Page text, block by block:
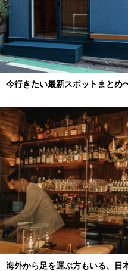
今行きたい最新スポットまと
海外から足を運ぶ方もいる、日